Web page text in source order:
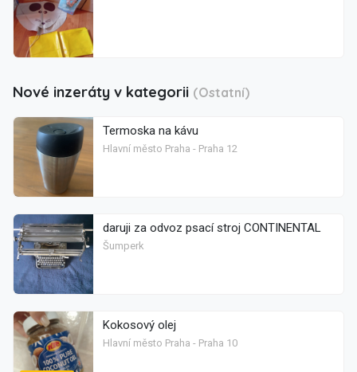
Nové inzeráty v kategorii (Ostatní)
Termoska na kávu
Hlavní město Praha - Praha 12
daruji za odvoz psací stroj CONTINENTAL
Šumperk
Kokosový olej
Hlavní město Praha - Praha 10